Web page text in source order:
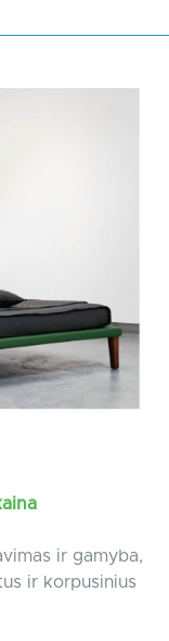
ir gamyba,
ir korpusinius